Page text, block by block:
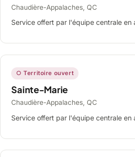
Chaudière-Appalaches, QC
Service offert par l'équipe centrale
○ Territoire ouvert
Sainte-Marie
Chaudière-Appalaches, QC
Service offert par l'équipe centrale